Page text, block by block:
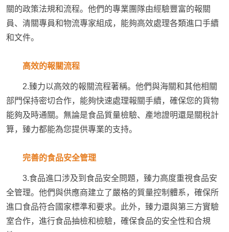
關的政策法規和流程。他們的專業團隊由經驗豐富的報關
員、清關專員和物流專家組成，能夠高效處理各類進口手續
和文件。
高效的報關流程
2.臻力以高效的報關流程著稱。他們與海關和其他相關
部門保持密切合作，能夠快速處理報關手續，確保您的貨物
能夠及時通關。無論是食品質量檢驗、產地證明還是關稅計
算，臻力都能為您提供專業的支持。
完善的食品安全管理
3.食品進口涉及到食品安全問題，臻力高度重視食品安
全管理。他們與供應商建立了嚴格的質量控制體系，確保所
進口食品符合國家標準和要求。此外，臻力還與第三方實驗
室合作，進行食品抽檢和檢驗，確保食品的安全性和合規